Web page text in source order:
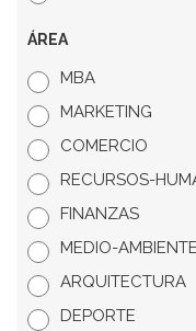
ÁREA
MBA
MARKETING
COMERCIO
RECURSOS-
FINANZAS
MEDIO-AMBIENTE
ARQUITECTURA
DEPORTE